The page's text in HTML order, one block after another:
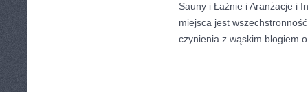
Sauny i Łaźnie i Aranżacje i
miejsca jest
czynienia z wąskim blogiem